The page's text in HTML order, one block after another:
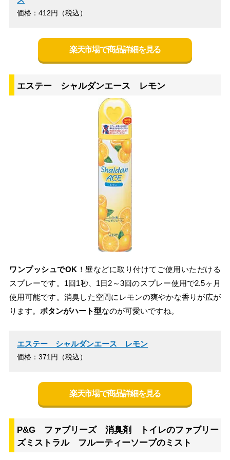
価格：412円（税込）
楽天市場で商品詳細を見る
エステー シャルダンエース レモン
ワンプッシュでOK ！壁などに取り付けてご使用いただける
スプレーです。1回1秒、1日2～3回のスプレー使用で2.5ヶ月
使用可能です。消臭した空間にレモンの爽やかな香りが広が
ります。ボタンがハート型なのが可愛いですね。
エステー シャルダンエース レモン
価格：371円（税込）
楽天市場で商品詳細を見る
P&G ファブリーズ 消臭剤 トイレのファブリー
ズミストラル フルーティーソープのミスト